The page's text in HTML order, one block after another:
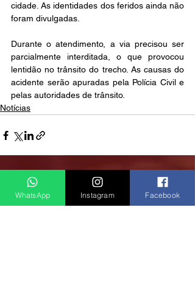
cidade. As identidades dos feridos ainda não
foram divulgadas.
Durante o atendimento, a via precisou ser
parcialmente interditada, o que provocou
lentidão no trânsito do trecho. As causas do
acidente serão apuradas pela Polícia Civil e
pelas autoridades de trânsito.
Notícias
Posts recentes Ver tudo
WhatsApp Instagram Facebook